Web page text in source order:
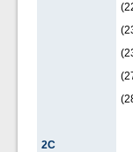
2C